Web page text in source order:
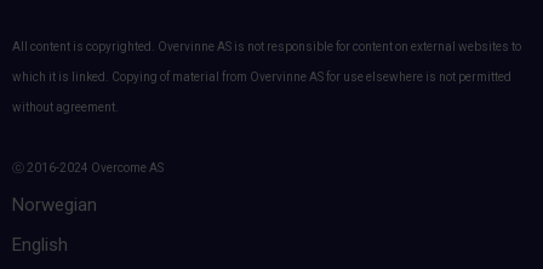
All content is copyrighted. Overvinne AS is not responsible for content on external websites to
which it is linked. Copying of material from Overvinne AS for use elsewhere is not permitted
without agreement.
ⓒ 2016-2024 Overcome AS
Norwegian
English